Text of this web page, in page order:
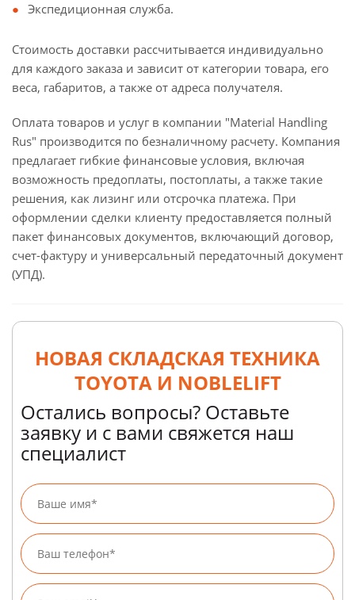
Экспедиционная служба.
Стоимость доставки рассчитывается индивидуально
для каждого заказа и зависит от категории товара, его
веса, габаритов, а также от адреса получателя.
Оплата товаров и услуг в компании "Material Handling
Rus" производится по безналичному расчету. Компания
предлагает гибкие финансовые условия, включая
возможность предоплаты, постоплаты, а также такие
решения, как лизинг или отсрочка платежа. При
оформлении сделки клиенту предоставляется полный
пакет финансовых документов, включающий договор,
счет-фактуру и универсальный передаточный документ
(УПД).
НОВАЯ СКЛАДСКАЯ ТЕХНИКА
TOYOTA И NOBLELIFT
Остались вопросы? Оставьте
заявку и с вами свяжется наш
специалист